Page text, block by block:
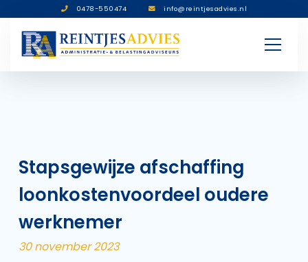
0478-550474 info@reintjesadvies.nl
Stapsgewijze afschaffing
loonkostenvoordeel oudere
werknemer
30 november 2023